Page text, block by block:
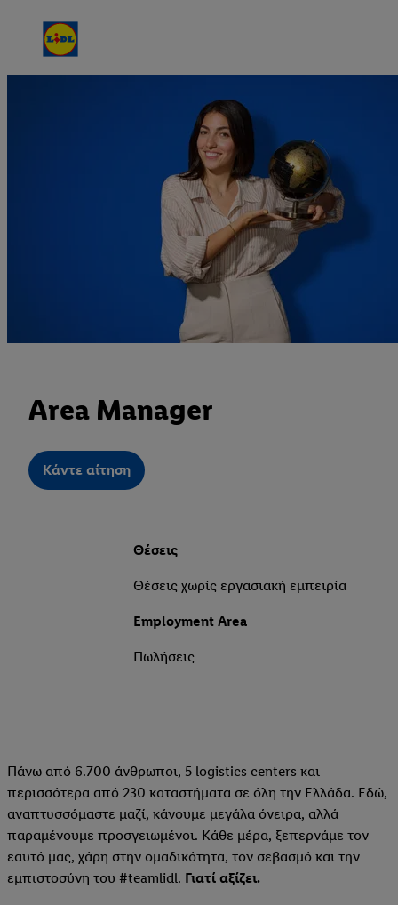
Area Manager
Kάντε αίτηση
Θέσεις
Θέσεις χωρίς εργασιακή εμπειρία
Employment Area
Πωλήσεις
Πάνω από 6.700 άνθρωποι, 5 logistics centers και
περισσότερα από 230 καταστήματα σε όλη την Ελλάδα. Εδώ,
αναπτυσσόμαστε μαζί, κάνουμε μεγάλα όνειρα, αλλά
παραμένουμε προσγειωμένοι. Κάθε μέρα, ξεπερνάμε τον
εαυτό μας, χάρη στην ομαδικότητα, τον σεβασμό και την
εμπιστοσύνη του #teamlidl. Γιατί αξίζει.